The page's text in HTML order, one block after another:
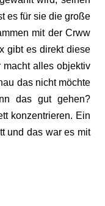
es für sie die große
mit der Crww
gibt es direkt diese
macht alles objektiv
das nicht möchte
das gut gehen?
konzentrieren. Ein
und das war es mit